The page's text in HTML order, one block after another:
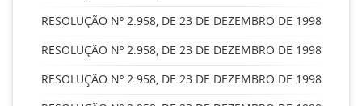
RESOLUÇÃO Nº 2.958, DE 23 DE DEZEMBRO DE 1998
RESOLUÇÃO Nº 2.958, DE 23 DE DEZEMBRO DE 1998
RESOLUÇÃO Nº 2.958, DE 23 DE DEZEMBRO DE 1998